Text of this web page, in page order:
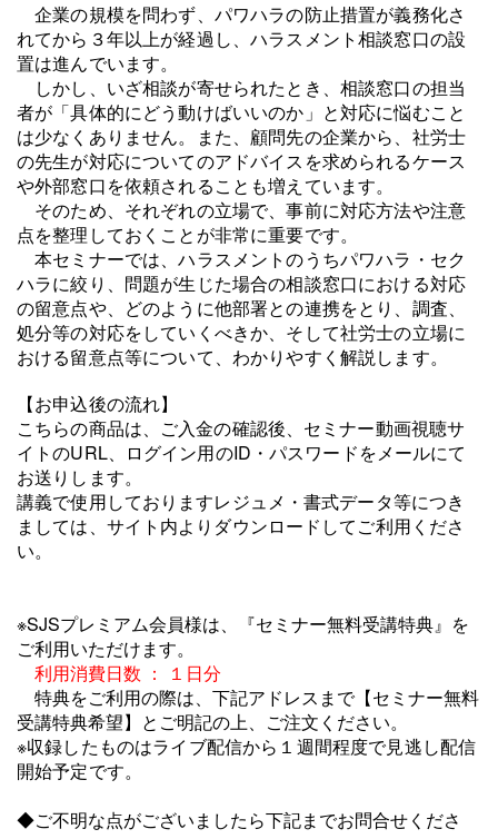
企業の規模を問わず、パワハラの防止措置が義務化さ
れてから３年以上が経過し、ハラスメント相談窓口の設
置は進んでいます。
しかし、いざ相談が寄せられたとき、 相談窓口の担当
者が「具体的にどう動けばいいのか」と対応に悩むこと
は少なくありません。また、顧問先の企業から、社労士
の先生が対応についてのアドバイスを求められるケース
や外部窓口を依頼されることも増えています。
そのため、それぞれの立場で、事前に対応方法や注意
点を整理しておくことが非常に重要です。
本セミナーでは、ハラスメントのうちパワハラ・セク
ハラに絞り、問題が生じた場合の相談窓口における対応
の留意点や、どのように他部署との連携をとり、調査、
処分等の対応をしていくべきか、そして社労士の立場に
おける留意点等について、わかりやすく解説します。
【お申込後の流れ】
こちらの商品は、ご入金の確認後、セミナー動画視聴サ
イトのURL、ログイン用のID・パスワードをメールにて
お送りします。
講義で使用しておりますレジュメ・書式データ等につき
ましては、サイト内よりダウンロードしてご利用くださ
い。
※SJSプレミアム会員様は、『セミナー無料受講特典』を
ご利用いただけます。
利用消費日数 ： １日分
特典をご利用の際は、下記アドレスまで【セミナー無料
受講特典希望】とご明記の上、ご注文ください。
※収録したものはライブ配信から１週間程度で見逃し配信
開始予定です。
◆ご不明な点がございましたら下記までお問合せくださ